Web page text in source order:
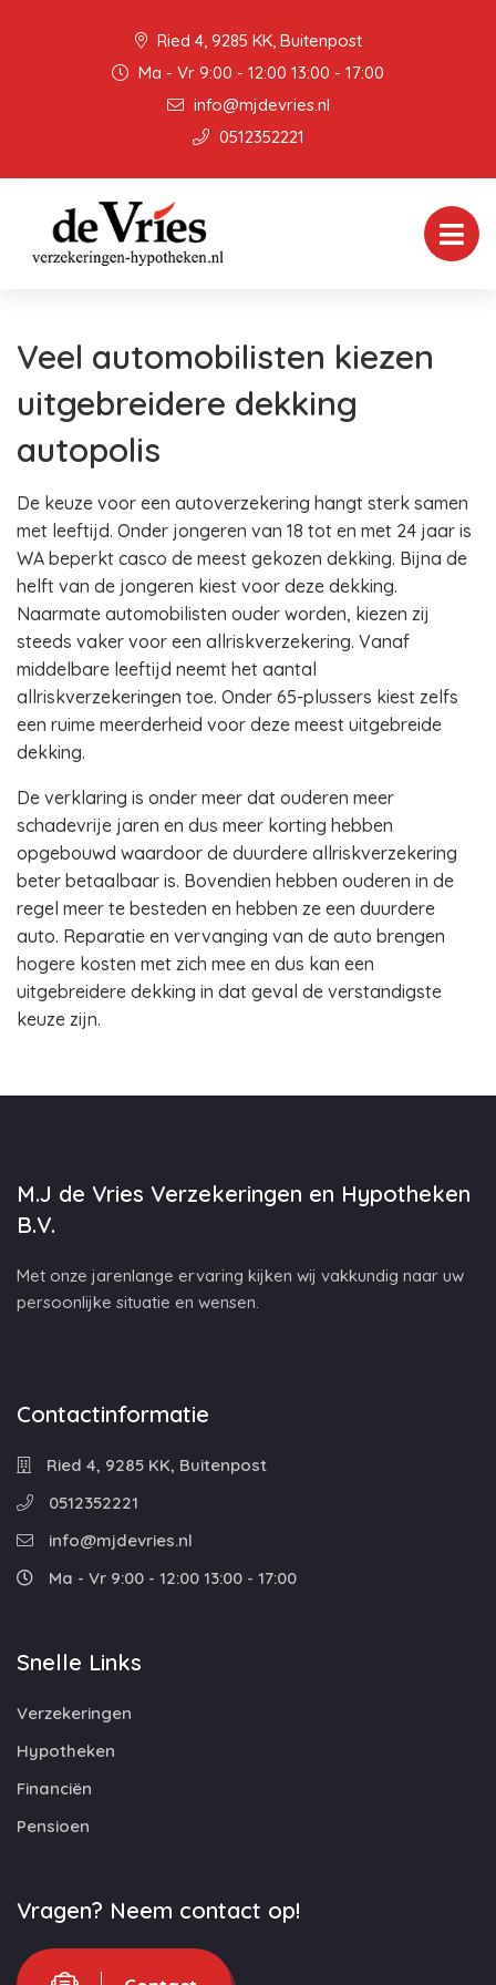
Ried 4, 9285 KK, Buitenpost
Ma - Vr 9:00 - 12:00 13:00 - 17:00
info@mjdevries.nl
0512352221
Veel automobilisten kiezen
uitgebreidere dekking
autopolis
De keuze voor een autoverzekering hangt sterk samen
met leeftijd. Onder jongeren van 18 tot en met 24 jaar is
WA beperkt casco de meest gekozen dekking. Bijna de
helft van de jongeren kiest voor deze dekking.
Naarmate automobilisten ouder worden, kiezen zij
steeds vaker voor een allriskverzekering. Vanaf
middelbare leeftijd neemt het aantal
allriskverzekeringen toe. Onder 65-plussers kiest zelfs
een ruime meerderheid voor deze meest uitgebreide
dekking.
De verklaring is onder meer dat ouderen meer
schadevrije jaren en dus meer korting hebben
opgebouwd waardoor de duurdere allriskverzekering
beter betaalbaar is. Bovendien hebben ouderen in de
regel meer te besteden en hebben ze een duurdere
auto. Reparatie en vervanging van de auto brengen
hogere kosten met zich mee en dus kan een
uitgebreidere dekking in dat geval de verstandigste
keuze zijn.
M.J de Vries Verzekeringen en Hypotheken
B.V.
Met onze jarenlange ervaring kijken wij vakkundig naar uw
persoonlijke situatie en wensen.
Contactinformatie
Ried 4, 9285 KK, Buitenpost
0512352221
info@mjdevries.nl
Ma - Vr 9:00 - 12:00 13:00 - 17:00
Snelle Links
Verzekeringen
Hypotheken
Financiën
Pensioen
Vragen? Neem contact op!